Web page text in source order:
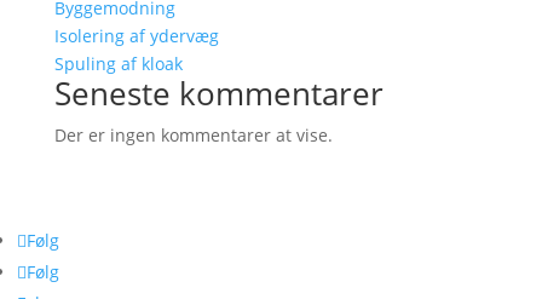
Byggemodning
Isolering af ydervæg
Spuling af kloak
Seneste kommentarer
Der er ingen kommentarer at vise.
Følg
Følg